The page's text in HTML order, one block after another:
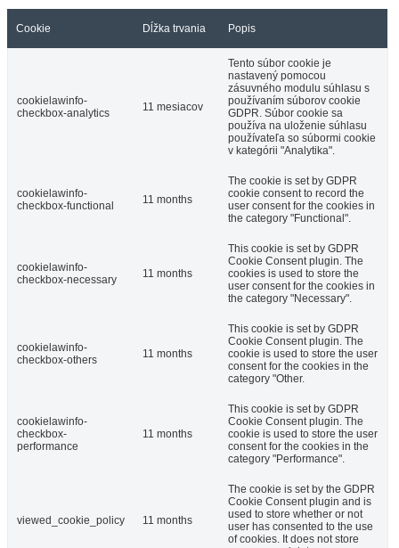
Cookie Dĺžka trvania Popis
cookielawinfo-
checkbox-analytics
11 mesiacov
Tento súbor cookie je
nastavený pomocou
zásuvného modulu súhlasu s
používaním súborov cookie
GDPR. Súbor cookie sa
používa na uloženie súhlasu
používateľa so súbormi cookie
v kategórii "Analytika".
cookielawinfo-
checkbox-functional
11 months
The cookie is set by GDPR
cookie consent to record the
user consent for the cookies in
the category "Functional".
cookielawinfo-
checkbox-necessary
11 months
This cookie is set by GDPR
Cookie Consent plugin. The
cookies is used to store the
user consent for the cookies in
the category "Necessary".
cookielawinfo-
checkbox-others
11 months
This cookie is set by GDPR
Cookie Consent plugin. The
cookie is used to store the user
consent for the cookies in the
category "Other.
cookielawinfo-
checkbox-
performance
11 months
This cookie is set by GDPR
Cookie Consent plugin. The
cookie is used to store the user
consent for the cookies in the
category "Performance".
viewed_cookie_policy 11 months
The cookie is set by the GDPR
Cookie Consent plugin and is
used to store whether or not
user has consented to the use
of cookies. It does not store